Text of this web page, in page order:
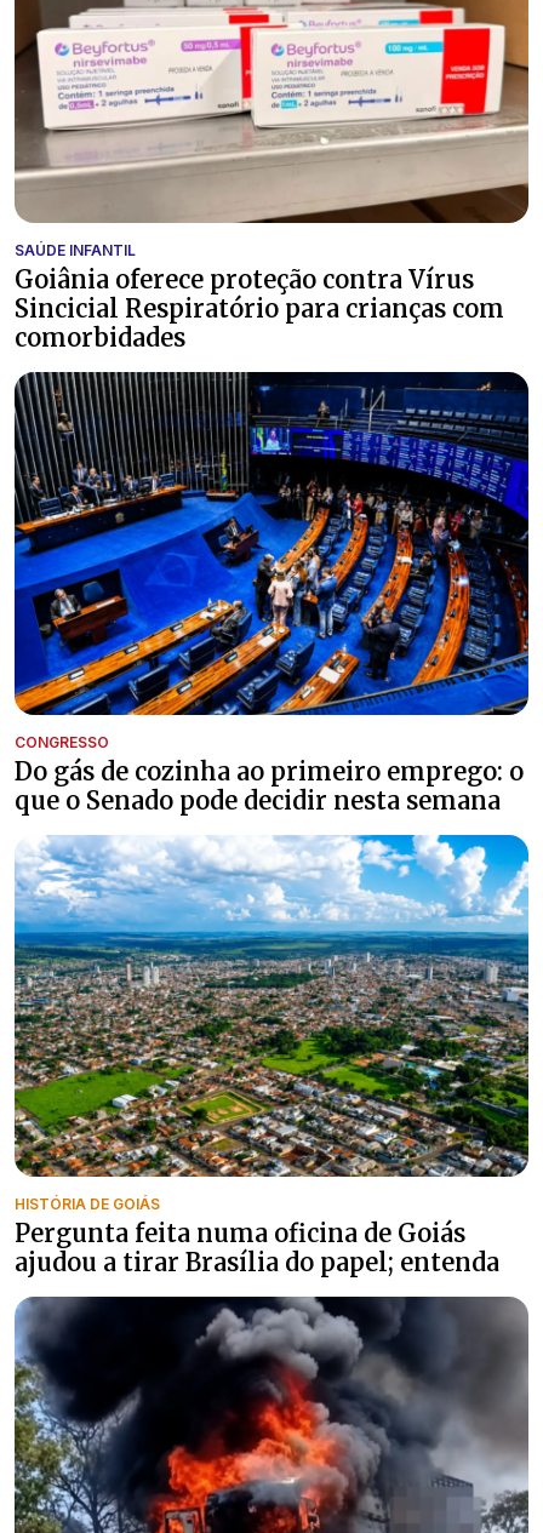
SAÚDE INFANTIL
Goiânia oferece proteção contra Vírus
Sincicial Respiratório para crianças com
comorbidades
CONGRESSO
Do gás de cozinha ao primeiro emprego: o
que o Senado pode decidir nesta semana
HISTÓRIA DE GOIÁS
Pergunta feita numa oficina de Goiás
ajudou a tirar Brasília do papel; entenda